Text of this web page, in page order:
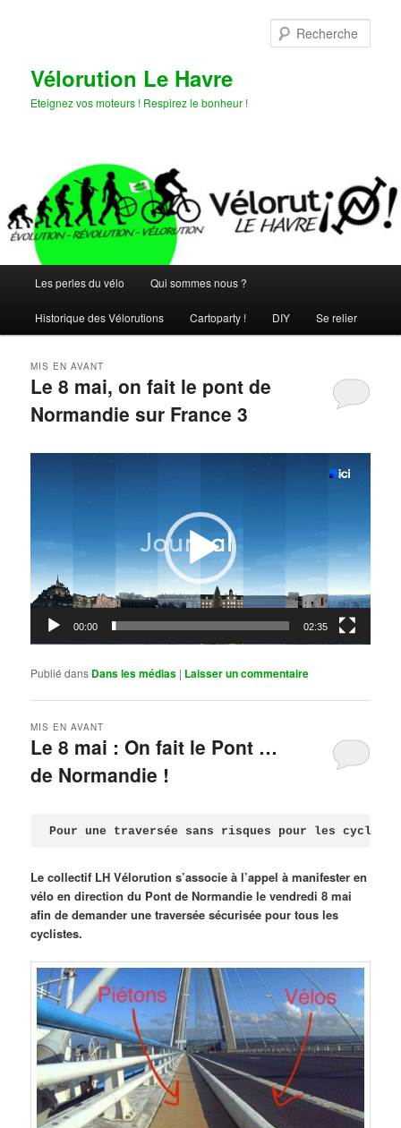
Vélorution Le Havre
Eteignez vos moteurs ! Respirez le bonheur !
principal
Les perles du vélo Qui sommes nous ?
Historique des Vélorutions Cartoparty ! DIY Se relier
Le 8 mai, on fait le pont de
Normandie sur France 3
MIS EN AVANT
00:00 02:35
Publié dans Dans les médias | Laisser un commentaire
Le 8 mai : On fait le Pont …
de Normandie !
MIS EN AVANT
Pour une traversée sans risques pour les
Le collectif LH Vélorution s’associe à l’appel à manifester en
vélo en direction du Pont de Normandie le vendredi 8 mai
afin de demander une traversée sécurisée pour tous les
cyclistes.